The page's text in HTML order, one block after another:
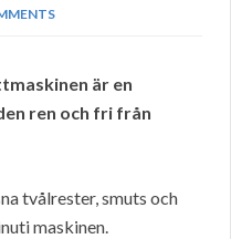
är en
ren och fri från
tvålrester, smuts och
maskinen.